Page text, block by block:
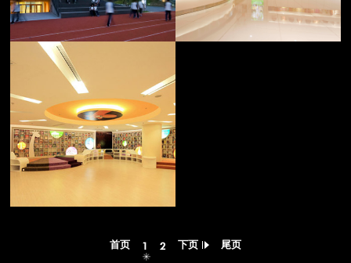
首页 1 2 下页 尾页